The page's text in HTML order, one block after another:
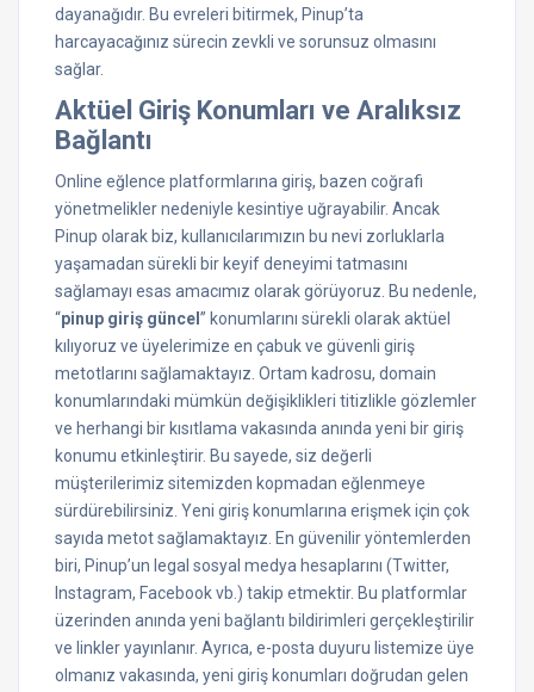
dayanağıdır. Bu evreleri bitirmek, Pinup’ta
harcayacağınız sürecin zevkli ve sorunsuz olmasını
sağlar.
Aktüel Giriş Konumları ve Aralıksız
Bağlantı
Online eğlence platformlarına giriş, bazen coğrafi
yönetmelikler nedeniyle kesintiye uğrayabilir. Ancak
Pinup olarak biz, kullanıcılarımızın bu nevi zorluklarla
yaşamadan sürekli bir keyif deneyimi tatmasını
sağlamayı esas amacımız olarak görüyoruz. Bu nedenle,
“pinup giriş güncel ” konumlarını sürekli olarak aktüel
kılıyoruz ve üyelerimize en çabuk ve güvenli giriş
metotlarını sağlamaktayız. Ortam kadrosu, domain
konumlarındaki mümkün değişiklikleri titizlikle gözlemler
ve herhangi bir kısıtlama vakasında anında yeni bir giriş
konumu etkinleştirir. Bu sayede, siz değerli
müşterilerimiz sitemizden kopmadan eğlenmeye
sürdürebilirsiniz. Yeni giriş konumlarına erişmek için çok
sayıda metot sağlamaktayız. En güvenilir yöntemlerden
biri, Pinup’un legal sosyal medya hesaplarını (Twitter,
Instagram, Facebook vb.) takip etmektir. Bu platformlar
üzerinden anında yeni bağlantı bildirimleri gerçekleştirilir
ve linkler yayınlanır. Ayrıca, e-posta duyuru listemize üye
olmanız vakasında, yeni giriş konumları doğrudan gelen